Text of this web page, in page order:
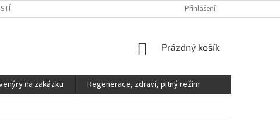
REKLAMACE, VÝMĚNY A VRÁCENÍ ZBOŽÍ
Přihlášení
NÁKUPNÍ
Prázdný košík
na zakázku
Regenerace, zdraví, pitný režim